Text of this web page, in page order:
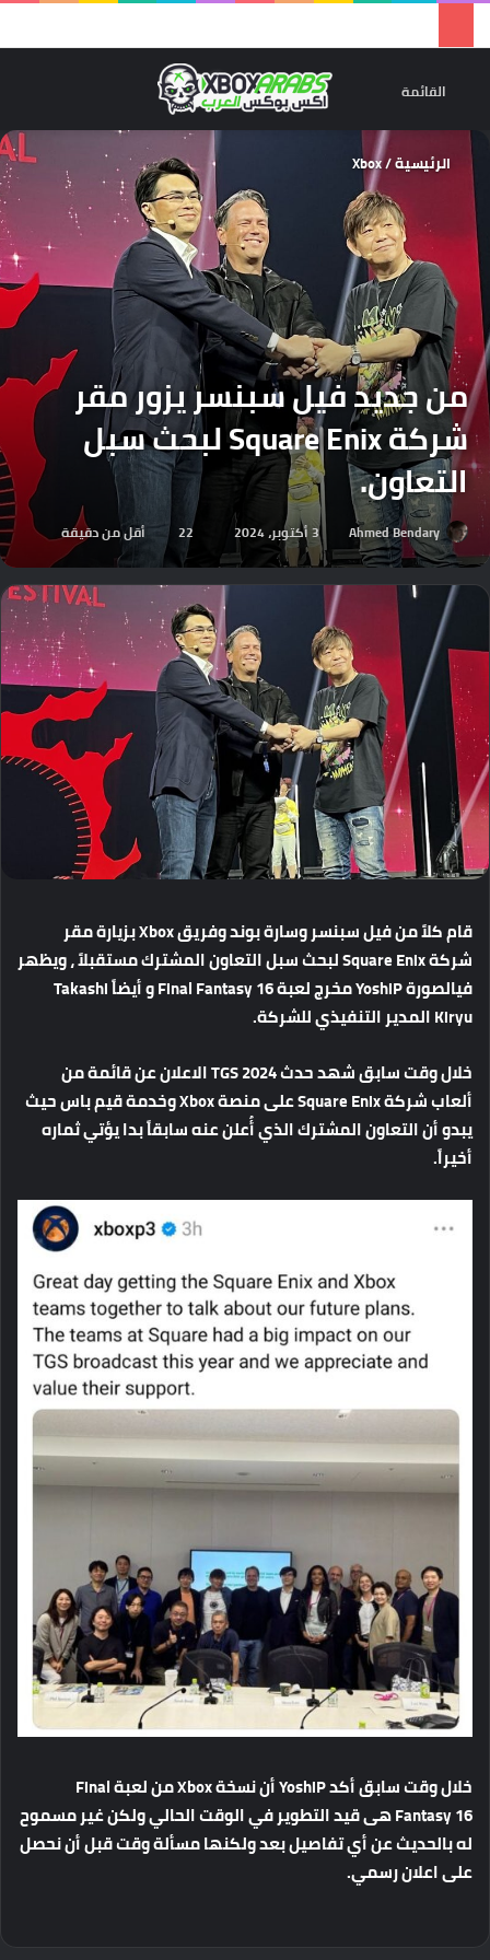
القائمة
الرئيسية/
Xbox
من جديد فيل سبنسر يزور مقر
شركة Square Enix لبحث سبل
التعاون.
Ahmed Bendary 3 أكتوبر، 2024 22 أقل من دقيقة
قامكلاًمنفيلسبنسروسارةبوندوفريق بزيارةمقر
شركة
لبحثسبلالتعاونالمشتركمستقبلاً،ويظهر
فيالصورة مخرجلعبة وأيضاًTakashi
Kiryuالمديرالتنفيذيللشركة.
خلالوقتسابقشهدحدث الاعلانعنقائمةمن
ألعابشركة علىمنصة وخدمةقيمباسحيث
يبدوأنالتعاونالمشتركالذيأُعلنعنهسابقاًبدايؤتيثماره
أخيراً.
خلالوقتسابقأكد أننسخة منلعبةFinal
Fantasy 16هىقيدالتطويرفيالوقتالحاليولكنغيرمسموح
لهبالحديثعنأيتفاصيلبعدولكنهامسألةوقتقبلأننحصل
علىاعلانرسمي.